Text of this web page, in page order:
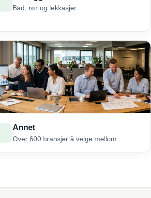
Bad, rør og lekkasjer
Annet
Over 600 bransjer å velge mellom